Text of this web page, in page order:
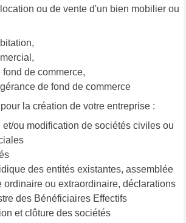
ou de vente d'un bien mobilier ou
fond de commerce,
de fond de commerce
la création de votre entreprise :
et/ou modification de sociétés civiles ou
des entités existantes, assemblée
ordinaire ou extraordinaire, déclarations
des Bénéficiaires Effectifs
et clôture des sociétés